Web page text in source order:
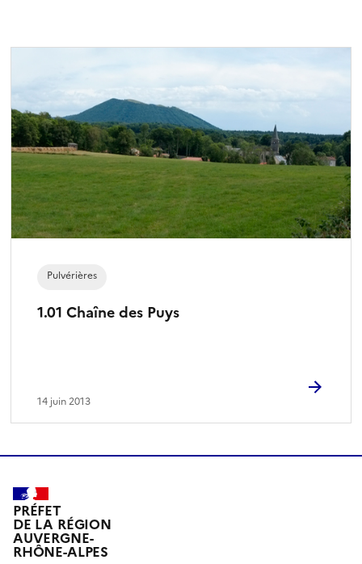
1.01 Chaîne des Puys
Pulvérières
14 juin 2013
PRÉFET
DE LA RÉGION
AUVERGNE-
RHÔNE-ALPES